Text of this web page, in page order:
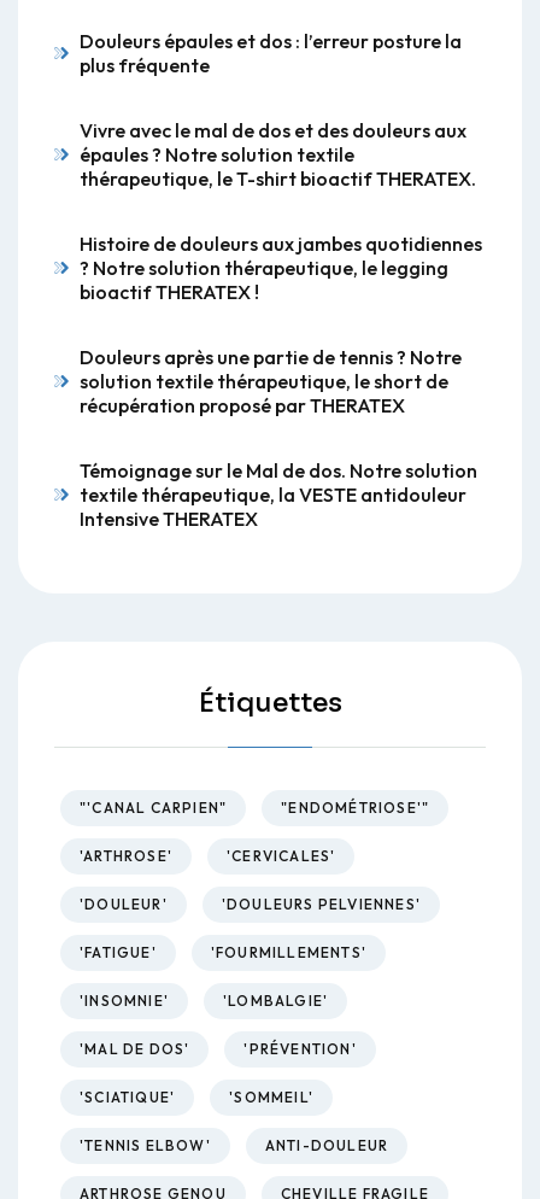
Douleurs épaules et dos : l’erreur posture la
plus fréquente
Vivre avec le mal de dos et des douleurs aux
épaules ? Notre solution textile
thérapeutique, le T-shirt bioactif THERATEX.
Histoire de douleurs aux jambes quotidiennes
? Notre solution thérapeutique, le legging
bioactif THERATEX !
Douleurs après une partie de tennis ? Notre
solution textile thérapeutique, le short de
récupération proposé par THERATEX
Témoignage sur le Mal de dos. Notre solution
textile thérapeutique, la VESTE antidouleur
Intensive THERATEX
Étiquettes
"'CANAL CARPIEN" "ENDOMÉTRIOSE'"
'ARTHROSE' 'CERVICALES'
'DOULEUR' 'DOULEURS PELVIENNES'
'FATIGUE' 'FOURMILLEMENTS'
'INSOMNIE' 'LOMBALGIE'
'MAL DE DOS' 'PRÉVENTION'
'SCIATIQUE' 'SOMMEIL'
'TENNIS ELBOW' ANTI-DOULEUR
ARTHROSE GENOU CHEVILLE FRAGILE